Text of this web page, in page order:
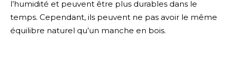
l’humidité et peuvent être plus durables dans le
temps. Cependant, ils peuvent ne pas avoir le même
équilibre naturel qu’un manche en bois.